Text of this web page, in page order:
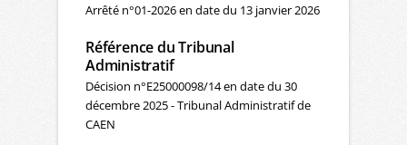
Arrêté n°01-2026 en date du 13 janvier 2026
Référence du Tribunal
Administratif
Décision n°E25000098/14 en date du 30
décembre 2025 - Tribunal Administratif de
CAEN